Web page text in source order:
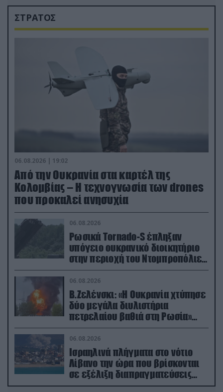
ΣΤΡΑΤΟΣ
06.08.2026 | 19:02
Από την Ουκρανία στα καρτέλ της
Κολομβίας – Η τεχνογνωσία των drones
που προκαλεί ανησυχία
06.08.2026
Ρωσικά Tornado-S έπληξαν
υπόγειο ουκρανικό διοικητήριο
στην περιοχή του Ντομπροπόλιε
(βίντεο)
06.08.2026
Β.Ζελένσκι: «Η Ουκρανία χτύπησε
δύο μεγάλα διυλιστήρια
πετρελαίου βαθιά στη Ρωσία»
(βίντεο)
06.08.2026
Ισραηλινά πλήγματα στο νότιο
Λίβανο την ώρα που βρίσκονται
σε εξέλιξη διαπραγματεύσεις
στην Ρώμη